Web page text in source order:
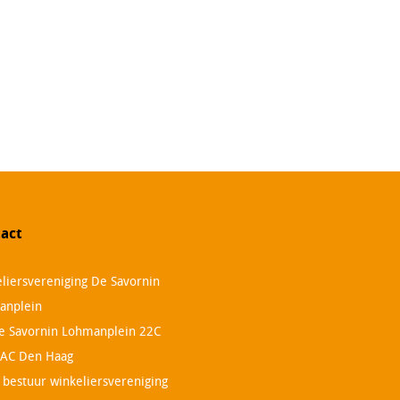
De Savornin
Savornin Lohmanplein 22C
Den Haag
bestuur winkeliersvereniging